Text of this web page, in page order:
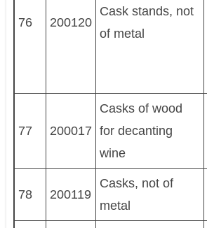
76 200120
Cask stands, not
of metal
77 200017
Casks of wood
for decanting
wine
78 200119
Casks, not of
metal